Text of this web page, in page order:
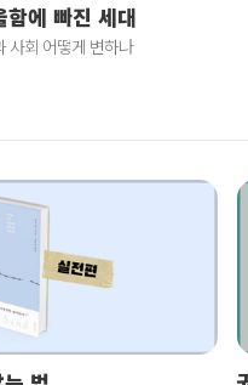
에 빠진 세대
사회 어떻게 변하나